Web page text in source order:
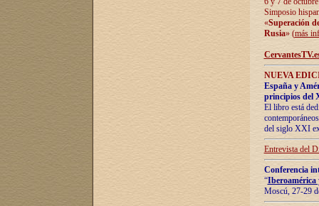
Simposio
«Superación
Rusia» (más
NUEVA
España y
principios del
El libro está
del siglo XXI
Entrevista del
Conferencia
“Iberoamérica
Moscú, 27-29